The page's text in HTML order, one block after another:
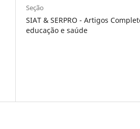
Seção
SIAT & SERPRO - Artigos
educação e saúde